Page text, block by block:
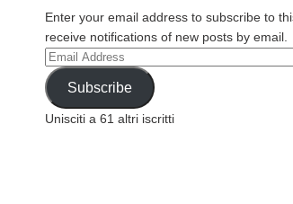
Enter your email address to subscribe to
receive notifications of new posts by email.
Email
Address
Subscribe
Unisciti a 61 altri iscritti